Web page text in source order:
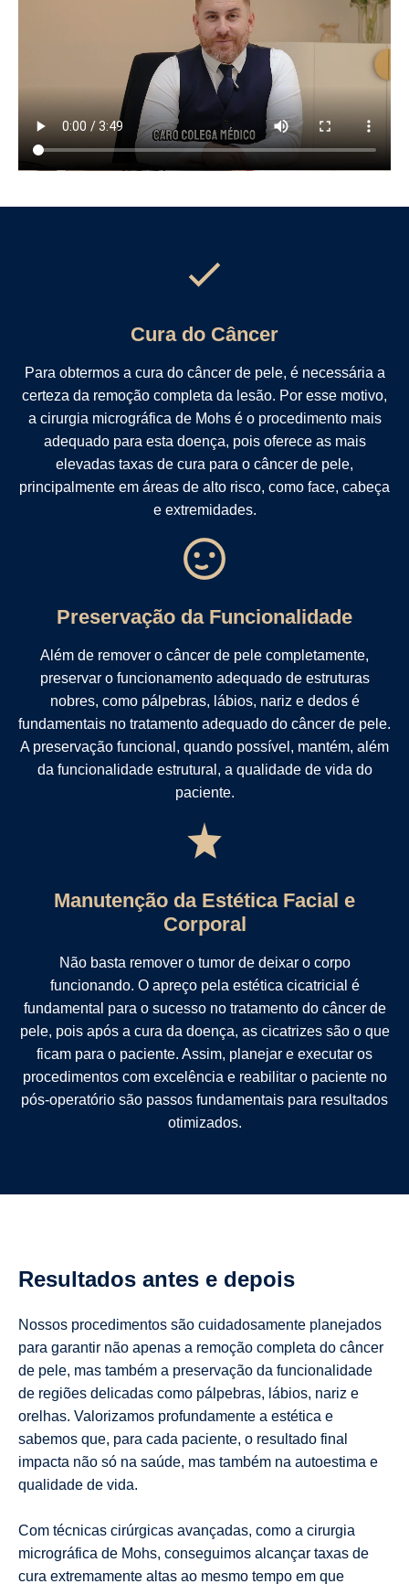
Cura do Câncer
Para obtermos a cura do câncer de pele, é necessária a
certeza da remoção completa da lesão. Por esse motivo,
a cirurgia micrográfica de Mohs é o procedimento mais
adequado para esta doença, pois oferece as mais
elevadas taxas de cura para o câncer de pele,
principalmente em áreas de alto risco, como face, cabeça
e extremidades.
Preservação da Funcionalidade
Além de remover o câncer de pele completamente,
preservar o funcionamento adequado de estruturas
nobres, como pálpebras, lábios, nariz e dedos é
fundamentais no tratamento adequado do câncer de pele.
A preservação funcional, quando possível, mantém, além
da funcionalidade estrutural, a qualidade de vida do
paciente.
Manutenção da Estética Facial e
Corporal
Não basta remover o tumor de deixar o corpo
funcionando. O apreço pela estética cicatricial é
fundamental para o sucesso no tratamento do câncer de
pele, pois após a cura da doença, as cicatrizes são o que
ficam para o paciente. Assim, planejar e executar os
procedimentos com excelência e reabilitar o paciente no
pós-operatório são passos fundamentais para resultados
otimizados.
Resultados antes e depois
Nossos procedimentos são cuidadosamente planejados
para garantir não apenas a remoção completa do câncer
de pele, mas também a preservação da funcionalidade
de regiões delicadas como pálpebras, lábios, nariz e
orelhas. Valorizamos profundamente a estética e
sabemos que, para cada paciente, o resultado final
impacta não só na saúde, mas também na autoestima e
qualidade de vida.
Com técnicas cirúrgicas avançadas, como a cirurgia
micrográfica de Mohs, conseguimos alcançar taxas de
cura extremamente altas ao mesmo tempo em que